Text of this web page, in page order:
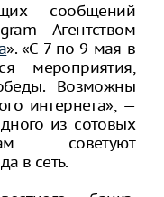
сообщений
Агентством
». «С 7 по 9 мая в
мероприятия,
Возможны
интернета», —
из сотовых
советуют
в сеть.